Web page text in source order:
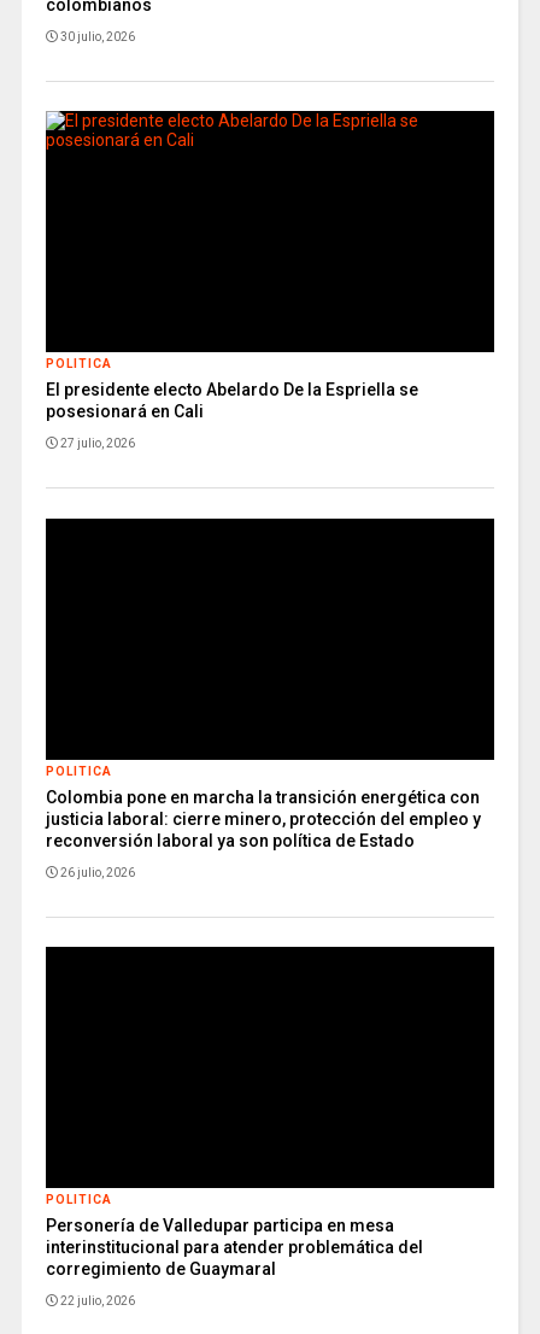
colombianos
30 julio, 2026
POLITICA
El presidente electo Abelardo De la Espriella se
posesionará en Cali
27 julio, 2026
POLITICA
Colombia pone en marcha la transición energética con
justicia laboral: cierre minero, protección del empleo y
reconversión laboral ya son política de Estado
26 julio, 2026
POLITICA
Personería de Valledupar participa en mesa
interinstitucional para atender problemática del
corregimiento de Guaymaral
22 julio, 2026